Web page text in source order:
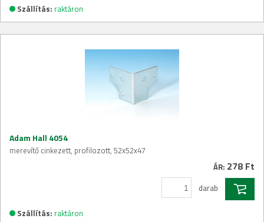
Szállítás: raktáron
Adam Hall 4054
merevítő cinkezett, profilozott, 52x52x47
ÁR: 278 Ft
darab
Szállítás: raktáron